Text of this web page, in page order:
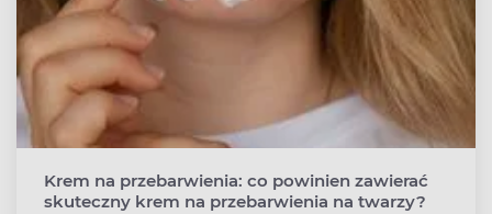
Krem na przebarwienia: co powinien zawierać
skuteczny krem na przebarwienia na twarzy?